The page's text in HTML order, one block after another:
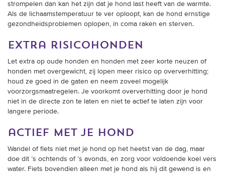
Activiteiten agenda
Inlog Mijn RvB account
Inlog leden / officials
Veelgestelde vragen
strompelen dan kan het zijn dat je hond last heeft van de warmte.
Als de lichaamstemperatuur te ver oploopt, kan de hond ernstige
gezondheidsproblemen oplopen, in coma raken en sterven.
extra risicohonden
Let extra op oude honden en honden met zeer korte neuzen of
honden met overgewicht, zij lopen meer risico op oververhitting;
houd ze goed in de gaten en neem zoveel mogelijk
voorzorgsmaatregelen. Je voorkomt oververhitting door je hond
niet in de directe zon te laten en niet te actief te laten zijn voor
langere periode.
actief met je hond
Wandel of fiets niet met je hond op het heetst van de dag, maar
doe dit ’s ochtends of ’s avonds, en zorg voor voldoende koel vers
water. Fiets bovendien alleen met je hond als hij dit gewend is en